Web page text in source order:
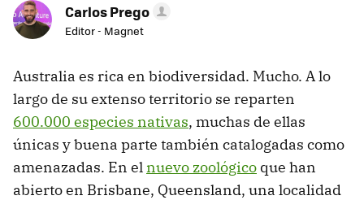
Carlos Prego
Editor - Magnet
Australia es rica en biodiversidad. Mucho. A lo
largo de su extenso territorio se reparten
600.000 especies nativas, muchas de ellas
únicas y buena parte también catalogadas como
amenazadas. En elnuevo zoológico que han
abierto en Brisbane, Queensland, una localidad